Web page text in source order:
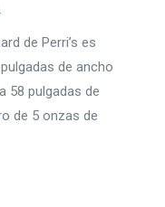
de Perri’s es
de ancho
58 pulgadas de
de 5 onzas de